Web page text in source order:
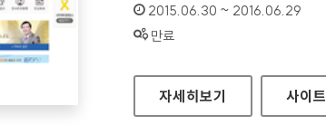
인증기간 :
2015.06.30 ~ 2016.06.29
상태 :
만료
무안군청 홈페이지
자세히보기 사이트